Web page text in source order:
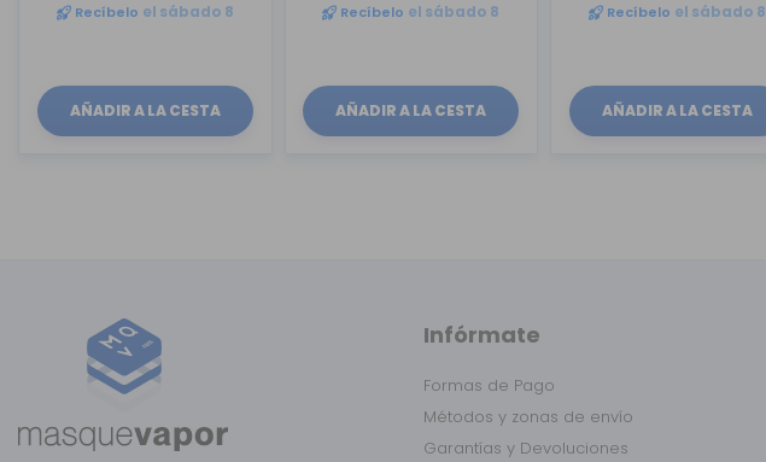
Recíbelo el sábado 8
AÑADIR A LA CESTA
Recíbelo el sábado 8
AÑADIR A LA CESTA
Recíbelo el sábado 8
AÑADIR A LA CESTA
Infórmate
Formas de Pago
Métodos y zonas de envío
Garantías y Devoluciones